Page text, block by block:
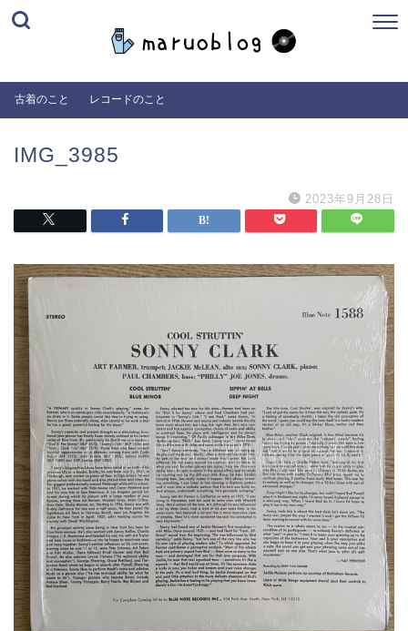
古着のこと レコードのこと
IMG_3985
2023年9月28日